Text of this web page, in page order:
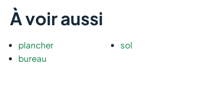
À voir aussi
plancher
bureau
sol